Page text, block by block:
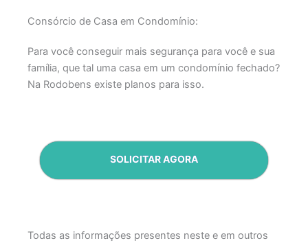
Consórcio de Casa em Condomínio:
Para você conseguir mais segurança para você e sua
família, que tal uma casa em um condomínio fechado?
Na Rodobens existe planos para isso.
SOLICITAR AGORA
Todas as informações presentes neste e em outros